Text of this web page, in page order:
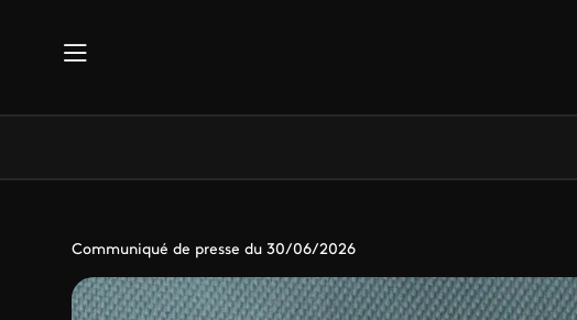
Communiqué de presse du 30/06/2026